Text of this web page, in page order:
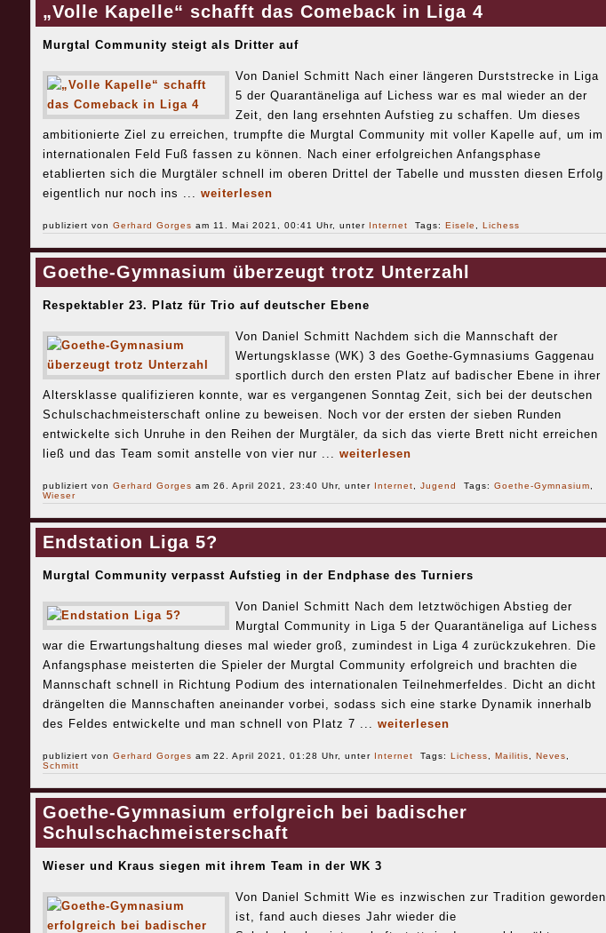
„Volle Kapelle“ schafft das Comeback in Liga 4
Murgtal Community steigt als Dritter auf
Von Daniel Schmitt Nach einer längeren Durststrecke in Liga
5 der Quarantäneliga auf Lichess war es mal wieder an der
Zeit, den lang ersehnten Aufstieg zu schaffen. Um dieses
ambitionierte Ziel zu erreichen, trumpfte die Murgtal Community mit voller Kapelle auf, um im
internationalen Feld Fuß fassen zu können. Nach einer erfolgreichen Anfangsphase
etablierten sich die Murgtäler schnell im oberen Drittel der Tabelle und mussten diesen Erfolg
eigentlich nur noch ins ... weiterlesen
publiziert von Gerhard Gorges am 11. Mai 2021, 00:41 Uhr, unter Internet Tags: Eisele Lichess
Goethe-Gymnasium überzeugt trotz Unterzahl
Respektabler 23. Platz für Trio auf deutscher Ebene
Von Daniel Schmitt Nachdem sich die Mannschaft der
Wertungsklasse (WK) 3 des Goethe-Gymnasiums Gaggenau
sportlich durch den ersten Platz auf badischer Ebene in ihrer
Altersklasse qualifizieren konnte, war es vergangenen Sonntag Zeit, sich bei der deutschen
Schulschachmeisterschaft online zu beweisen. Noch vor der ersten der sieben Runden
entwickelte sich Unruhe in den Reihen der Murgtäler, da sich das vierte Brett nicht erreichen
ließ und das Team somit anstelle von vier nur ... weiterlesen
publiziert von Gerhard Gorges am 26. April 2021, 23:40 Uhr, unter Internet Jugend Tags: Goethe-Gymnasium
Wieser
Endstation Liga 5?
Murgtal Community verpasst Aufstieg in der Endphase des Turniers
Von Daniel Schmitt Nach dem letztwöchigen Abstieg der
Murgtal Community in Liga 5 der Quarantäneliga auf Lichess
war die Erwartungshaltung dieses mal wieder groß, zumindest in Liga 4 zurückzukehren. Die
Anfangsphase meisterten die Spieler der Murgtal Community erfolgreich und brachten die
Mannschaft schnell in Richtung Podium des internationalen Teilnehmerfeldes. Dicht an dicht
drängelten die Mannschaften aneinander vorbei, sodass sich eine starke Dynamik innerhalb
des Feldes entwickelte und man schnell von Platz 7 ... weiterlesen
publiziert von Gerhard Gorges am 22. April 2021, 01:28 Uhr, unter Internet Tags: Lichess Mailitis Neves
Schmitt
Goethe-Gymnasium erfolgreich bei badischer
Schulschachmeisterschaft
Wieser und Kraus siegen mit ihrem Team in der WK 3
Von Daniel Schmitt Wie es inzwischen zur Tradition geworden
ist, fand auch dieses Jahr wieder die